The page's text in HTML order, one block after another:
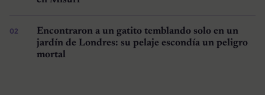
Encontraron a un gatito temblando solo en un
jardín de Londres: su pelaje escondía un peligro
mortal